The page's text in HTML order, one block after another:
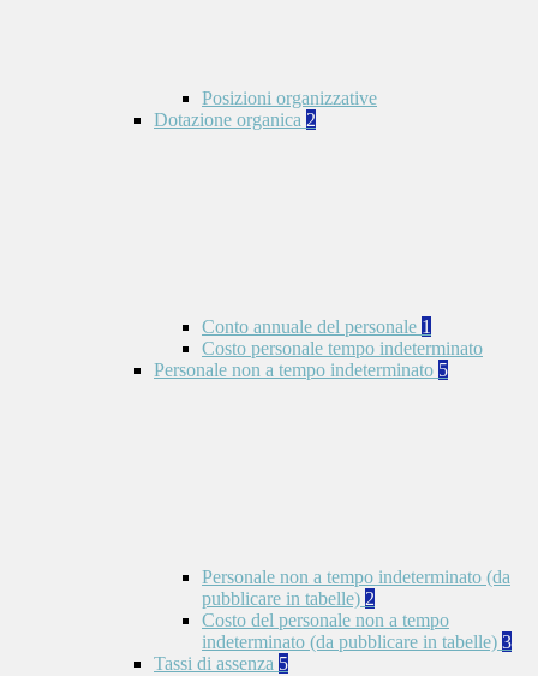
Posizioni organizzative
Dotazione organica 2
Conto annuale del personale 1
Costo personale tempo indeterminato
Personale non a tempo indeterminato 5
Personale non a tempo indeterminato (da
pubblicare in tabelle) 2
Costo del personale non a tempo
indeterminato (da pubblicare in tabelle) 3
Tassi di assenza 5